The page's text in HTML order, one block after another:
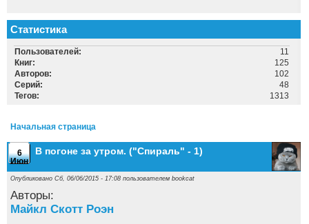
Статистика
Пользователей:
11
Книг:
125
Авторов:
102
Серий:
48
Тегов:
1313
Начальная страница
6
Июн
В погоне за утром. ("Спираль" - 1)
Опубликовано Сб, 06/06/2015 - 17:08 пользователем bookcat
Авторы:
Майкл Скотт Роэн